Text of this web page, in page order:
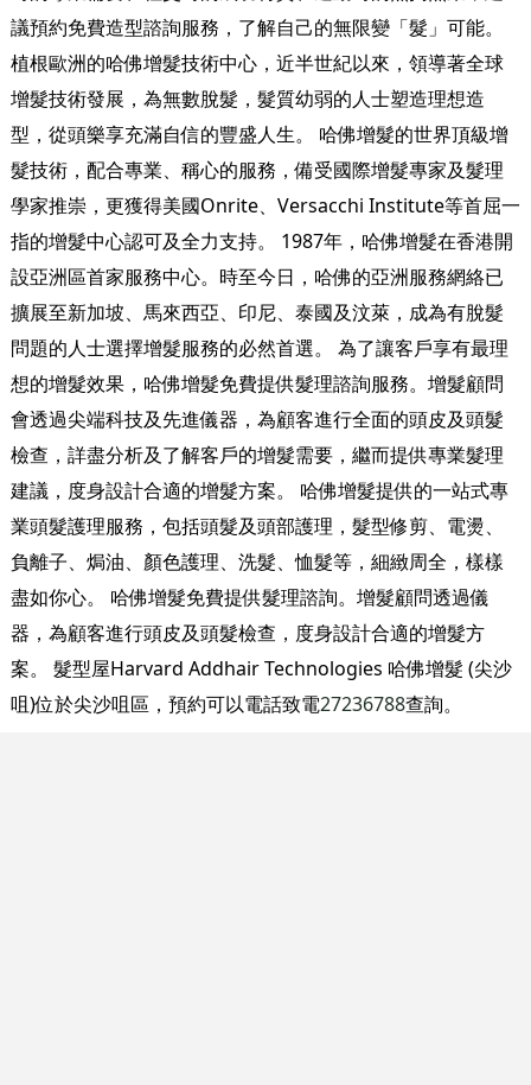
議預約免費造型諮詢服務，了解自己的無限變「髮」可能。
植根歐洲的哈佛增髮技術中心，近半世紀以來，領導著全球
增髮技術發展，為無數脫髮，髮質幼弱的人士塑造理想造
型，從頭樂享充滿自信的豐盛人生。 哈佛增髮的世界頂級增
髮技術，配合專業、稱心的服務，備受國際增髮專家及髮理
學家推崇，更獲得美國Onrite、Versacchi Institute等首屈一
指的增髮中心認可及全力支持。 1987年，哈佛增髮在香港開
設亞洲區首家服務中心。時至今日，哈佛的亞洲服務網絡已
擴展至新加坡、馬來西亞、印尼、泰國及汶萊，成為有脫髮
問題的人士選擇增髮服務的必然首選。 為了讓客戶享有最理
想的增髮效果，哈佛增髮免費提供髮理諮詢服務。增髮顧問
會透過尖端科技及先進儀器，為顧客進行全面的頭皮及頭髮
檢查，詳盡分析及了解客戶的增髮需要，繼而提供專業髮理
建議，度身設計合適的增髮方案。 哈佛增髮提供的一站式專
業頭髮護理服務，包括頭髮及頭部護理，髮型修剪、電燙、
負離子、焗油、顏色護理、洗髮、恤髮等，細緻周全，樣樣
盡如你心。 哈佛增髮免費提供髮理諮詢。增髮顧問透過儀
器，為顧客進行頭皮及頭髮檢查，度身設計合適的增髮方
案。 髮型屋Harvard Addhair Technologies 哈佛增髮 (尖沙
咀)位於尖沙咀區，預約可以電話致電27236788查詢。